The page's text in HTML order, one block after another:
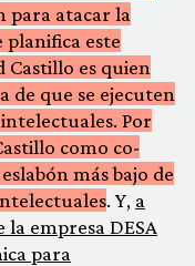
para atacar la
planifica este
Castillo es quien
de que se ejecuten
Por
como co-
más bajo de
. Y, a
empresa DESA
para